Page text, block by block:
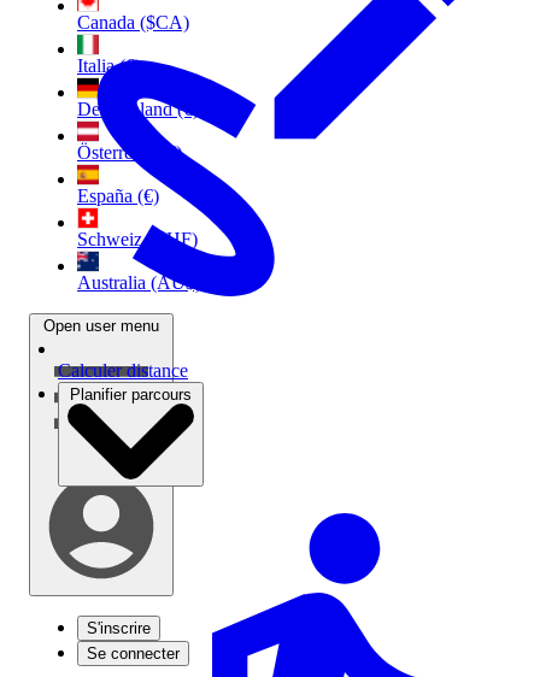
Canada ($CA)
Italia (€)
Deutschland (€)
Österreich (€)
España (€)
Schweiz (CHF)
Australia (AU$)
Open user menu
S'inscrire
Se connecter
Calculer distance
Planifier parcours